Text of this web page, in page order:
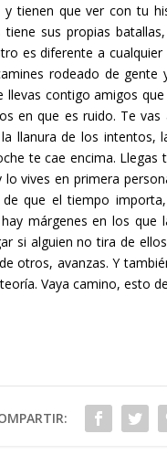
tienen que ver con tu
sus propias
es diferente a
rodeado de
llevas contigo amigos
en que es ruido. Te
llanura de los intentos,
te cae encima.
vives en primera
que el tiempo
márgenes en los que
si alguien no tira de
otros, avanzas. Y
Vaya camino, esto